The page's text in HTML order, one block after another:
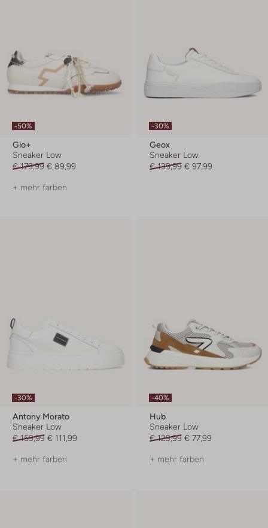
-50%
Gio+
Sneaker Low
€ 179,99 € 89,99
+ mehr farben
-30%
Geox
Sneaker Low
€ 139,99 € 97,99
-30%
Antony Morato
Sneaker Low
€ 159,99 € 111,99
+ mehr farben
-40%
Hub
Sneaker Low
€ 129,99 € 77,99
+ mehr farben